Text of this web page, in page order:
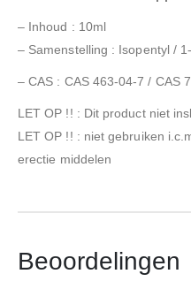
– Inhoud : 10ml
– Samenstelling : Isopentyl /
– CAS : CAS 463-04-7 / CAS
LET OP !! : Dit product niet
LET OP !! : niet gebruiken
erectie middelen
Beoordelingen